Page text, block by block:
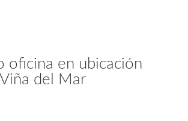
oficina en ubicación
del Mar